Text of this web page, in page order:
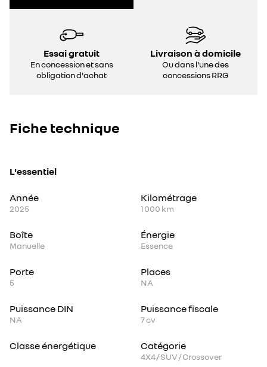
Essai gratuit
En concession et sans
obligation d'achat
Livraison à domicile
Ou dans l'une des
concessions RRG
Fiche technique
L'essentiel
Année
2025
Kilométrage
1 000 km
Boîte
Manuelle
Énergie
Essence
Porte
5
Places
NA
Puissance DIN
NA
Puissance fiscale
7cv
Classe énergétique Catégorie
4X4 / SUV / Crossover